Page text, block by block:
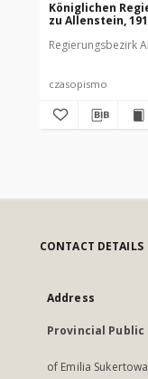
Königlichen
zu Allenstein,
Regierungsbezirk
czasopismo
CONTACT DETAILS
Address
Provincial
of Emilia